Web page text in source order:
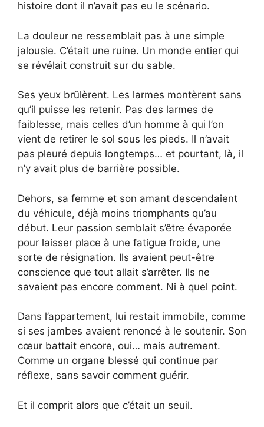
histoire dont il n’avait pas eu le scénario.
La douleur ne ressemblait pas à une simple
jalousie. C’était une ruine. Un monde entier qui
se révélait construit sur du sable.
Ses yeux brûlèrent. Les larmes montèrent sans
qu’il puisse les retenir. Pas des larmes de
faiblesse, mais celles d’un homme à qui l’on
vient de retirer le sol sous les pieds. Il n’avait
pas pleuré depuis longtemps… et pourtant, là, il
n’y avait plus de barrière possible.
Dehors, sa femme et son amant descendaient
du véhicule, déjà moins triomphants qu’au
début. Leur passion semblait s’être évaporée
pour laisser place à une fatigue froide, une
sorte de résignation. Ils avaient peut-être
conscience que tout allait s’arrêter. Ils ne
savaient pas encore comment. Ni à quel point.
Dans l’appartement, lui restait immobile, comme
si ses jambes avaient renoncé à le soutenir. Son
cœur battait encore, oui… mais autrement.
Comme un organe blessé qui continue par
réflexe, sans savoir comment guérir.
Et il comprit alors que c’était un seuil.